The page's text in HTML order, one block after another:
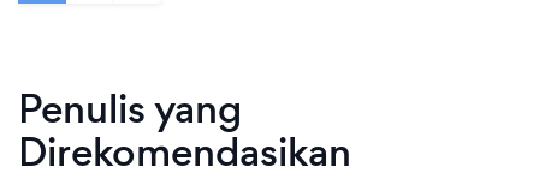
Penulis yang
Direkomendasikan